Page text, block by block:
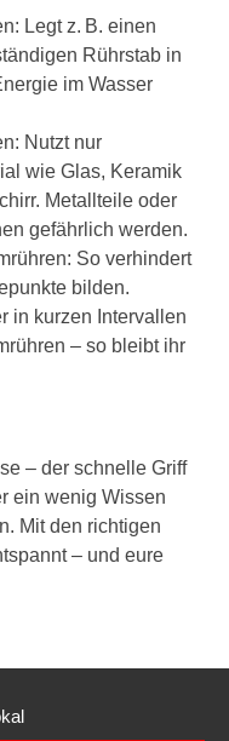
Legt z. B. einen
Rührstab in
im Wasser
Nutzt nur
wie Glas, Keramik
Metallteile oder
gefährlich werden.
So verhindert
bilden.
in kurzen Intervallen
– so bleibt ihr
– der schnelle Griff
ein wenig Wissen
Mit den richtigen
– und eure